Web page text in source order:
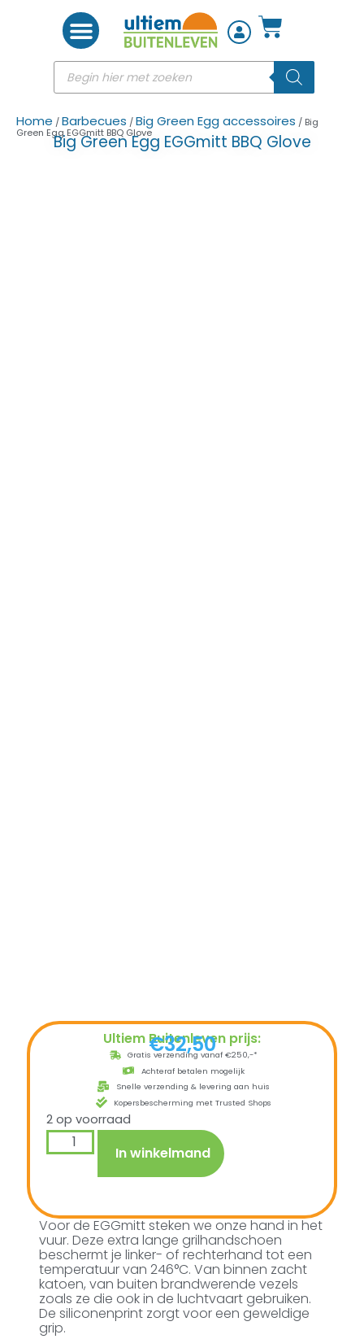
Home /Barbecues /Big Green Egg accessoires / Big
Green Egg EGGmitt BBQ Glove
Big Green Egg EGGmitt BBQ Glove
Ultiem Buitenleven prijs:
€32,50
Gratis verzending vanaf €250,-*
Achteraf betalen mogelijk
Snelle verzending & levering aan huis
Kopersbescherming met Trusted Shops
2 op voorraad
In winkelmand
Voor de EGGmitt steken we onze hand in het
vuur. Deze extra lange grilhandschoen
beschermt je linker- of rechterhand tot een
temperatuur van 246°C. Van binnen zacht
katoen, van buiten brandwerende vezels
zoals ze die ook in de luchtvaart gebruiken.
De siliconenprint zorgt voor een geweldige
grip.